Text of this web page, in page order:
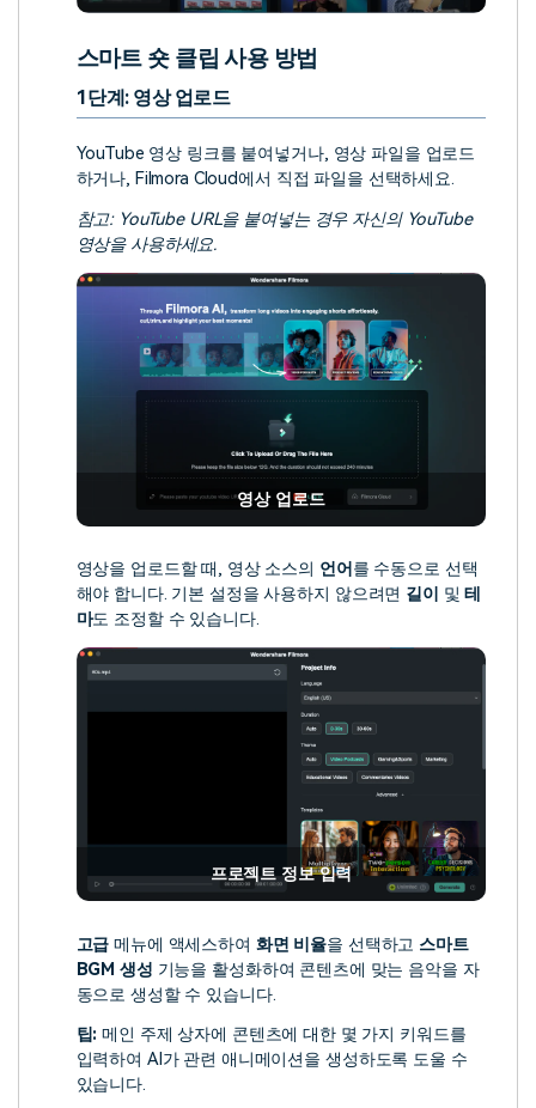
스마트 숏 클립 사용 방법
1단계: 영상 업로드
YouTube 영상 링크를 붙여넣거나, 영상 파일을 업로드
하거나, Filmora Cloud에서 직접 파일을 선택하세요.
참고: YouTube URL을 붙여넣는 경우 자신의 YouTube
영상을 사용하세요.
영상 업로드
영상을 업로드할 때, 영상 소스의 언어 를 수동으로 선택
해야 합니다. 기본 설정을 사용하지 않으려면 길이 및테
마도 조정할 수 있습니다.
프로젝트 정보 입력
고급 메뉴에 액세스하여 화면 비율을 선택하고 스마트
BGM 생성 기능을 활성화하여 콘텐츠에 맞는 음악을 자
동으로 생성할 수 있습니다.
팁: 메인 주제 상자에 콘텐츠에 대한 몇 가지 키워드를
입력하여 AI가 관련 애니메이션을 생성하도록 도울 수
있습니다.